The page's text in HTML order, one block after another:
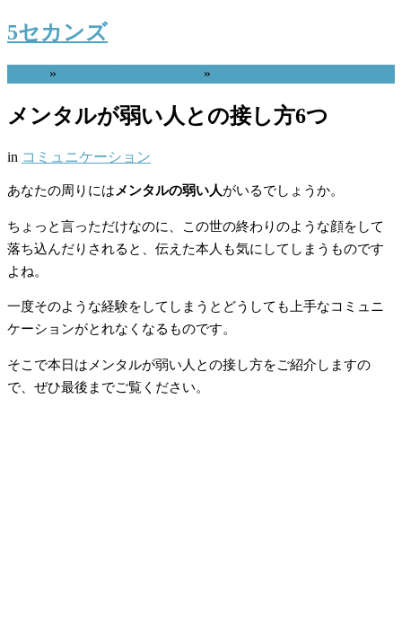
5セカンズ
» »
メンタルが弱い人との接し方6つ
in コミュニケーション
あなたの周りには メンタルの弱い人がいるでしょうか。
ちょっと言っただけなのに、この世の終わりのような顔をして
落ち込んだりされると、伝えた本人も気にしてしまうものです
よね。
一度そのような経験をしてしまうとどうしても上手なコミュニ
ケーションがとれなくなるものです。
そこで本日はメンタルが弱い人との接し方をご紹介しますの
で、ぜひ最後までご覧ください。